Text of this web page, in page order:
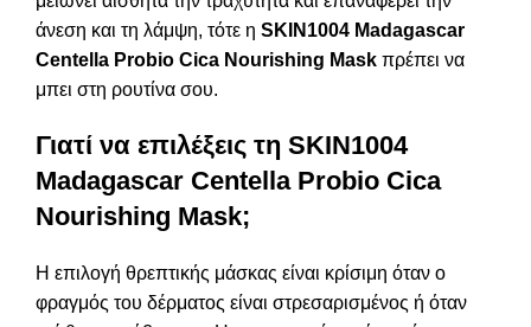
άνεση και τη λάμψη, τότε η SKIN1004 Madagascar
Centella Probio Cica Nourishing Mask πρέπει να
μπει στη ρουτίνα σου.
Γιατί να επιλέξεις τη SKIN1004
Madagascar Centella Probio Cica
Nourishing Mask;
Η επιλογή θρεπτικής μάσκας είναι κρίσιμη όταν ο
φραγμός του δέρματος είναι στρεσαρισμένος ή όταν